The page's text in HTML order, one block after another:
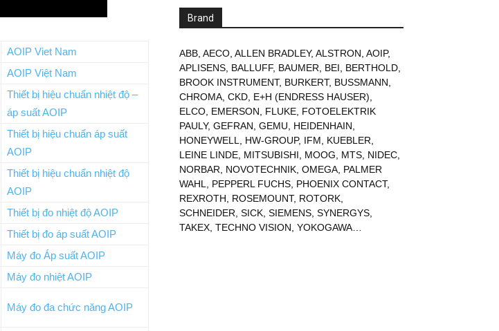
AOIP Viet Nam
AOIP Việt Nam
Thiết bị hiệu chuẩn nhiệt độ –
áp suất AOIP
Thiết bị hiệu chuẩn áp suất
AOIP
Thiết bị hiệu chuẩn nhiệt độ
AOIP
Thiết bị đo nhiệt độ AOIP
Thiết bị đo áp suất AOIP
Máy đo Áp suất AOIP
Máy đo nhiệt AOIP
Máy đo đa chức năng AOIP
Brand
ABB, AECO, ALLEN BRADLEY, ALSTRON, AOIP,
APLISENS, BALLUFF, BAUMER, BEI, BERTHOLD,
BROOK INSTRUMENT, BURKERT, BUSSMANN,
CHROMA, CKD, E+H (ENDRESS HAUSER),
ELCO, EMERSON, FLUKE, FOTOELEKTRIK
PAULY, GEFRAN, GEMU, HEIDENHAIN,
HONEYWELL, HW-GROUP, IFM, KUEBLER,
LEINE LINDE, MITSUBISHI, MOOG, MTS, NIDEC,
NORBAR, NOVOTECHNIK, OMEGA, PALMER
WAHL, PEPPERL FUCHS, PHOENIX CONTACT,
REXROTH, ROSEMOUNT, ROTORK,
SCHNEIDER, SICK, SIEMENS, SYNERGYS,
TAKEX, TECHNO VISION, YOKOGAWA…